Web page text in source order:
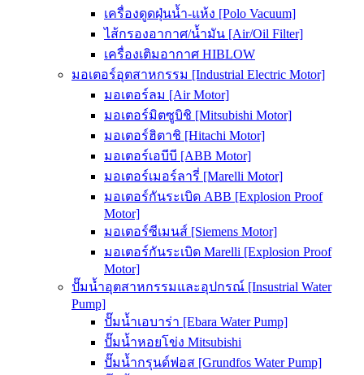
เครื่องดูดฝุ่นน้ำ-แห้ง [Polo Vacuum]
ไส้กรองอากาศ/น้ำมัน [Air/Oil Filter]
เครื่องเติมอากาศ HIBLOW
มอเตอร์อุตสาหกรรม [Industrial Electric Motor]
มอเตอร์ลม [Air Motor]
มอเตอร์มิตซูบิชิ [Mitsubishi Motor]
มอเตอร์ฮิตาชิ [Hitachi Motor]
มอเตอร์เอบีบี [ABB Motor]
มอเตอร์เมอร์ลารี่ [Marelli Motor]
มอเตอร์กันระเบิด ABB [Explosion Proof
Motor]
มอเตอร์ซีเมนส์ [Siemens Motor]
มอเตอร์กันระเบิด Marelli [Explosion Proof
Motor]
ปั๊มน้ำอุตสาหกรรมและอุปกรณ์ [Insustrial Water
Pump]
ปั๊มน้ำเอบาร่า [Ebara Water Pump]
ปั๊มน้ำหอยโข่ง Mitsubishi
ปั๊มน้ำกรุนด์ฟอส [Grundfos Water Pump]